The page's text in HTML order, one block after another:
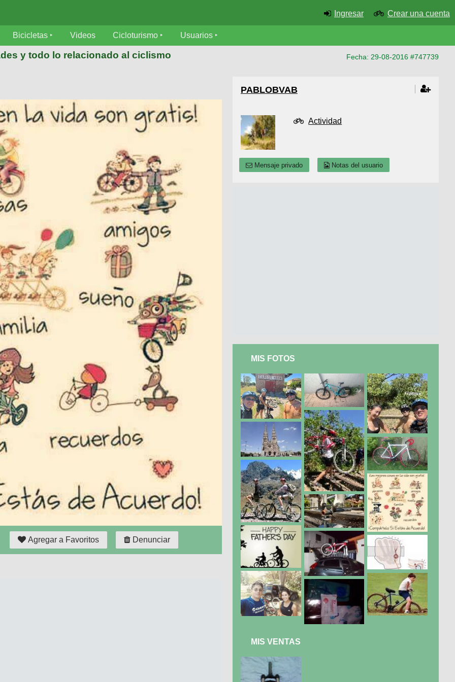
Ingresar Crear una cuenta
Bicicletas Videos Cicloturismo Usuarios
y todo lo relacionado al ciclismo Fecha: 29-08-2016 #747739
Agregar a Favoritos Denunciar
PABLOBVAB
Actividad
Mensaje privado Notas del usuario
MIS FOTOS
MIS VENTAS